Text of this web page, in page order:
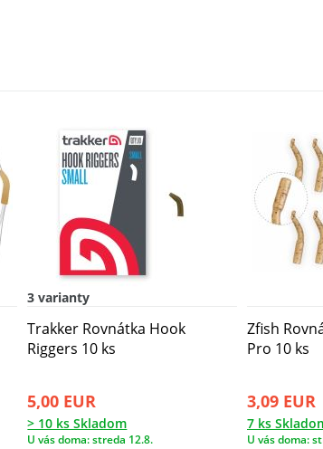
3 varianty
Trakker Rovnátka Hook
Riggers 10 ks
5,00 EUR
> 10 ks Skladom
U vás doma: streda 12.8.
Zfish
Pro 10 ks
3,09 EUR
7 ks
U vás doma: